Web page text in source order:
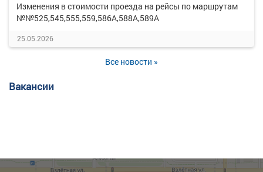
Изменения в стоимости проезда на рейсы по маршрутам
№№525,545,555,559,586А,588А,589А
25.05.2026
Все новости »
Вакансии